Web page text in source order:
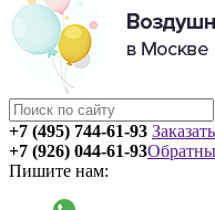
+7 (495) 744-61-93
+7 (926) 044-61-93
Пишите нам: